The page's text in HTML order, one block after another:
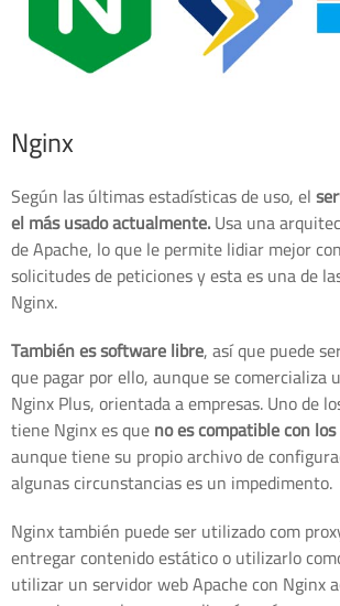
Nginx
Según las últimas estadísticas de uso, el
el más usado actualmente.Usa una
de Apache, lo que le permite lidiar mejor
solicitudes de peticiones y esta es una de
Nginx.
También es software libre, así que puede
que pagar por ello, aunque se comercializa
Nginx Plus, orientada a empresas. Uno de
tiene Nginx es queno es compatible con
aunque tiene su propio archivo de
algunas circunstancias es un impedimento.
Nginx también puede ser utilizado com
entregar contenido estático o utilizarlo
utilizar un servidor web Apache con Nginx